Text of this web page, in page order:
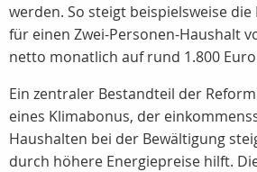
werden. So steigt beispielsweise
für einen Zwei-Personen-Haushalt
netto monatlich auf rund 1.800
Ein zentraler Bestandteil der
eines Klimabonus, der
Haushalten bei der Bewältigung
durch höhere Energiepreise hilft.